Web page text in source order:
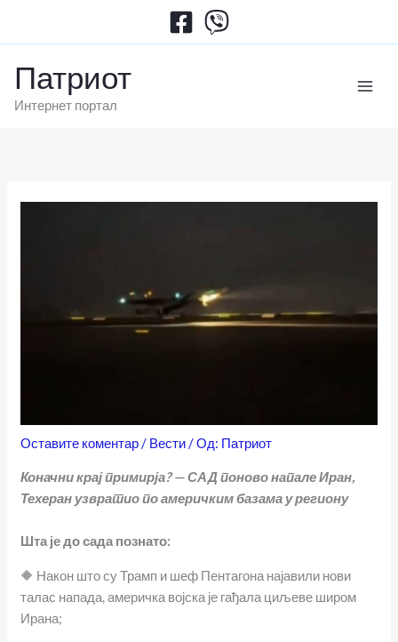
Патриот
Интернет портал
Оставите коментар/ Вести/ Од: Патриот
Коначни крај примирја? — САД поново напале Иран,
Техеран узвратио по америчким базама у региону
Шта је до сада познато:
🔶 Након што су Трамп и шеф Пентагона најавили нови
талас напада, америчка војска је гађала циљеве широм
Ирана;